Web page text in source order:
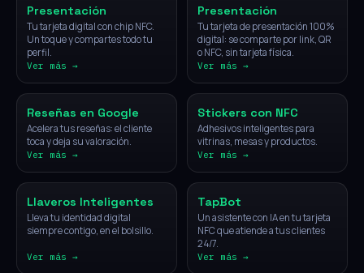
Presentación
Tu tarjeta digital con chip NFC.
Un toque y compartes todo tu
perfil.
Ver más →
Presentación
Tu tarjeta de presentación 100%
digital: se comparte por link, QR
o NFC, sin tarjeta física.
Ver más →
NFC
Reseñas en Google
Acelera tus reseñas: el cliente
toca y deja su valoración.
Ver más →
NFC
Stickers con NFC
Adhesivos inteligentes para
vitrinas, mesas y productos.
Ver más →
NFC
Llaveros Inteligentes
Lleva tu identidad digital
siempre contigo, en el bolsillo.
Ver más →
IA
TapBot
Un asistente con IA en tu tarjeta
NFC que atiende a tus clientes
24/7.
Ver más →